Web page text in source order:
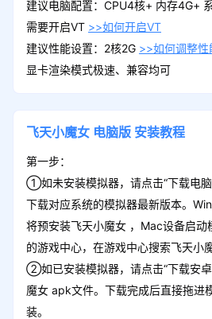
建议电脑配置：CPU4核+ 内存4G+
需要开启VT >>如何开启VT
建议性能设置：2核2G >>如何调整性
显卡渲染模式极速、兼容均可
飞天小魔女 电脑版 安装教程
第一步：
①如未安装模拟器，请点击“下载电
下载对应系统的模拟器最新版本。
将预安装飞天小魔女 ，Mac设备启动
的游戏中心，在游戏中心搜索飞天小
②如已安装模拟器，请点击“下载安
魔女 apk文件。下载完成后直接拖进
装。